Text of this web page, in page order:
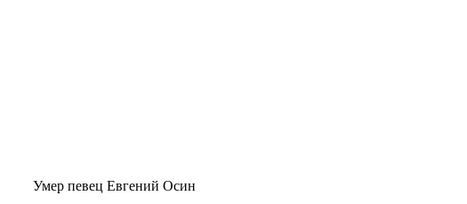
Умер певец Евгений Осин